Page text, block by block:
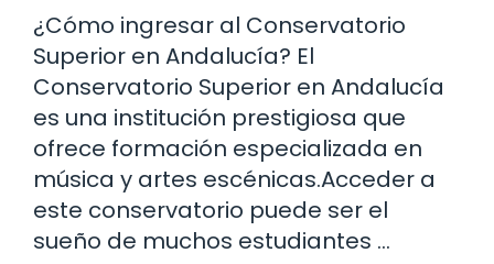
¿Cómo ingresar al Conservatorio
Superior en Andalucía? El
Conservatorio Superior en Andalucía
es una institución prestigiosa que
ofrece formación especializada en
música y artes escénicas.Acceder a
este conservatorio puede ser el
sueño de muchos estudiantes …